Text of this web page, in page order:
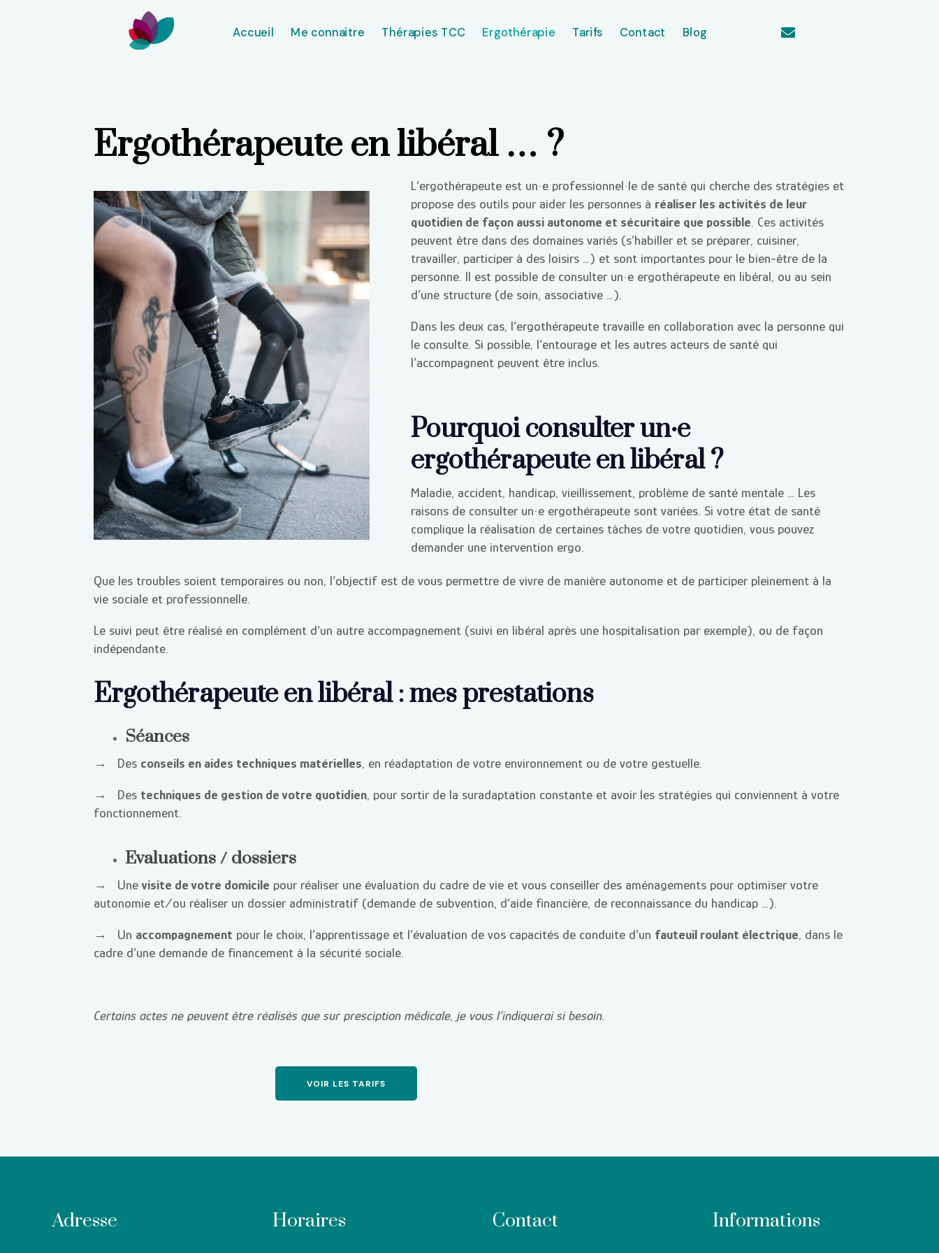
Accueil Me connaitre Thérapies TCC Ergothérapie Tarifs Contact Blog 
Ergothérapeute en libéral … ?
L’ergothérapeute est un·e professionnel·le de santé qui cherche des stratégies et
propose des outils pour aider les personnes à réaliser les activités de leur
quotidien de façon aussi autonome et sécuritaire que possible. Ces activités
peuvent être dans des domaines variés (s’habiller et se préparer, cuisiner,
travailler, participer à des loisirs …) et sont importantes pour le bien-être de la
personne. Il est possible de consulter un·e ergothérapeute en libéral, ou au sein
d’une structure (de soin, associative …).
Dans les deux cas, l’ergothérapeute travaille en collaboration avec la personne qui
le consulte. Si possible, l’entourage et les autres acteurs de santé qui
l’accompagnent peuvent être inclus.
Pourquoi consulter un·e
ergothérapeute en libéral ?
Maladie, accident, handicap, vieillissement, problème de santé mentale … Les
raisons de consulter un·e ergothérapeute sont variées. Si votre état de santé
complique la réalisation de certaines tâches de votre quotidien, vous pouvez
demander une intervention ergo.
Que les troubles soient temporaires ou non, l’objectif est de vous permettre de vivre de manière autonome et de participer pleinement à la
vie sociale et professionnelle.
Le suivi peut être réalisé en complément d’un autre accompagnement (suivi en libéral après une hospitalisation par exemple), ou de façon
indépendante.
Ergothérapeute en libéral : mes prestations
Séances
→ Des conseils en aides techniques matérielles, en réadaptation de votre environnement ou de votre gestuelle.
→ Des techniques de gestion de votre quotidien, pour sortir de la suradaptation constante et avoir les stratégies qui conviennent à votre
fonctionnement.
Evaluations / dossiers
→ Unevisite de votre domicile pour réaliser une évaluation du cadre de vie et vous conseiller des aménagements pour optimiser votre
autonomie et/ou réaliser un dossier administratif (demande de subvention, d’aide financière, de reconnaissance du handicap …).
→ Un accompagnement pour le choix, l’apprentissage et l’évaluation de vos capacités de conduite d’un fauteuil roulant électrique, dans le
cadre d’une demande de financement à la sécurité sociale.
Certains actes ne peuvent être réalisés que sur presciption médicale, je vous l’indiquerai si besoin.
VOIR LES TARIFS
Adresse Horaires Contact Informations